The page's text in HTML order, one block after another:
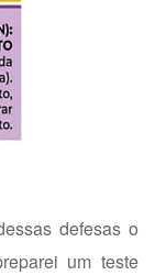
defesas o
um teste